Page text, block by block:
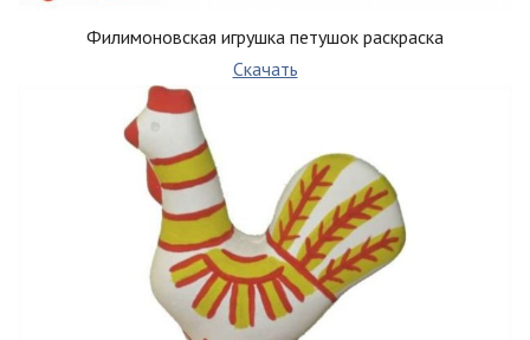
Филимоновская игрушка петушок раскраска
Скачать